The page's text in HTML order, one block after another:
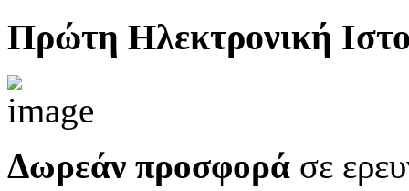
Πρώτη Ηλεκτρονική
Δωρεάν προσφορά σε